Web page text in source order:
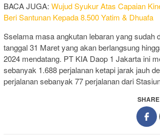
BACA JUGA: Wujud Syukur Atas Capaian
Beri Santunan Kepada 8.500 Yatim & Dhuafa
Sselama masa angkutan lebaran yang sudah
tanggal 31 Maret yang akan berlangsung
2024 mendatang. PT KIA Daop 1 Jakarta ini
sebanyak 1.688 perjalanan ketapi jarak jauh
perjalanan sebanyak 77 perjalanan dari
SHARE